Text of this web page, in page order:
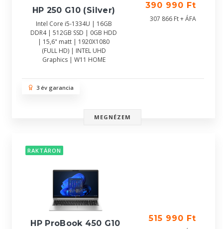
HP 250 G10 (Silver)
Intel Core i5-1334U | 16GB
DDR4 | 512GB SSD | 0GB HDD
| 15,6" matt | 1920X1080
(FULL HD) | INTEL UHD
Graphics | W11 HOME
390 990 Ft
307 866 Ft + ÁFA
3 év garancia
MEGNÉZEM
RAKTÁRON
HP ProBook 450 G10 515 990 Ft